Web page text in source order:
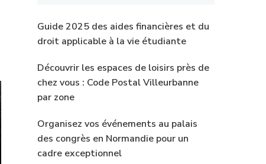
Guide 2025 des aides financières et du
droit applicable à la vie étudiante
Découvrir les espaces de loisirs près de
chez vous : Code Postal Villeurbanne
par zone
Organisez vos événements au palais
des congrès en Normandie pour un
cadre exceptionnel